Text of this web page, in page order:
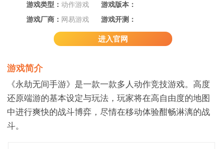
游戏类型：动作游戏
游戏版本：
游戏厂商： 网易游戏 游戏开测：
进入官网
游戏简介
《永劫无间手游》是一款一款多人动作竞技游戏。高度
还原端游的基本设定与玩法，玩家将在高自由度的地图
中进行爽快的战斗博弈，尽情在移动体验酣畅淋漓的战
斗。